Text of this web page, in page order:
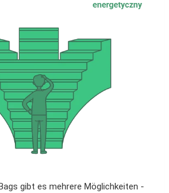
gibt es mehrere Möglichkeiten -